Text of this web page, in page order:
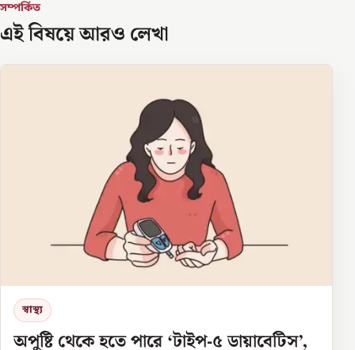
সম্পর্কিত
এই বিষয়ে আরও লেখা
স্বাস্থ্য
অপুষ্টি থেকে হতে পারে ‘টাইপ-৫ ডায়াবেটিস’,